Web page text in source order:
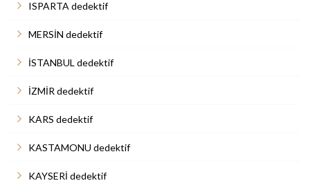
ISPARTA dedektif
MERSİN dedektif
İSTANBUL dedektif
İZMİR dedektif
KARS dedektif
KASTAMONU dedektif
KAYSERİ dedektif